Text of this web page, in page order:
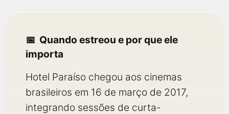
Quando estreou e por que ele
importa
Hotel Paraíso chegou aos cinemas
brasileiros em 16 de março de 2017,
integrando sessões de curta-